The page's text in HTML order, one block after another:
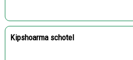
Kipshoarma schotel